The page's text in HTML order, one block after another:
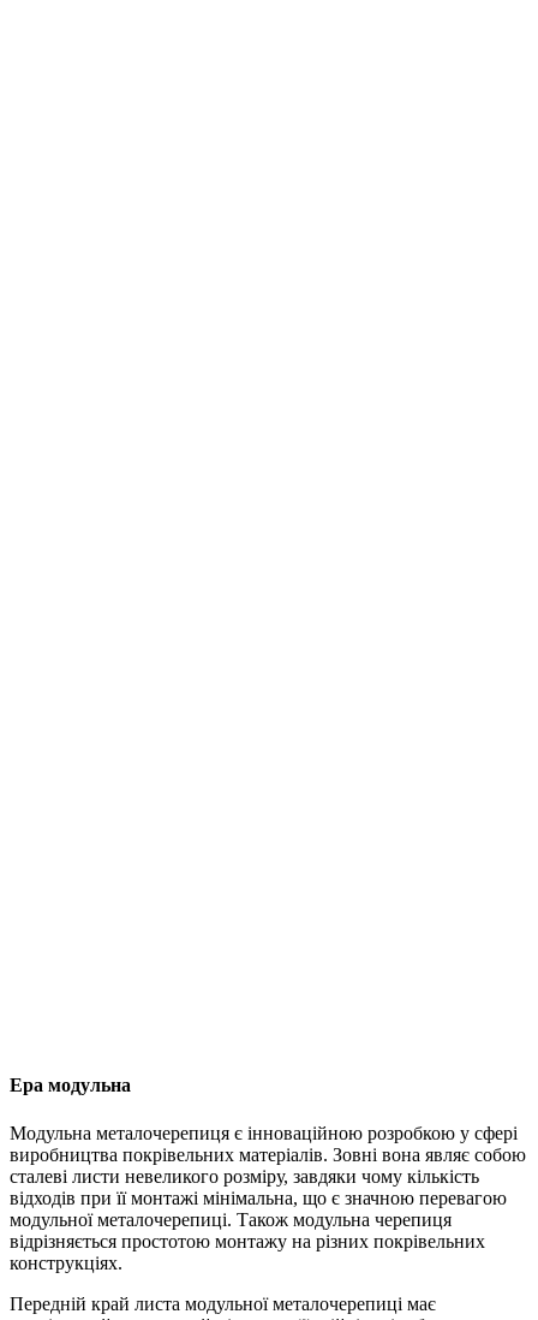
Ера модульна
Модульна металочерепиця є інноваційною розробкою у сфері
виробництва покрівельних матеріалів. Зовні вона являє собою
сталеві листи невеликого розміру, завдяки чому кількість
відходів при її монтажі мінімальна, що є значною перевагою
модульної металочерепиці. Також модульна черепиця
відрізняється простотою монтажу на різних покрівельних
конструкціях.
Передній край листа модульної металочерепиці має